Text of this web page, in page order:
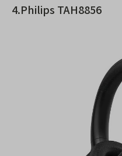
4.Philips TAH8856